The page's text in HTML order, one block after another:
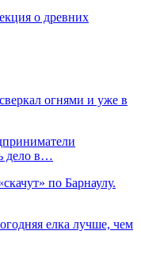
о древних
огнями и уже в
дело в…
по Барнаулу.
елка лучше, чем